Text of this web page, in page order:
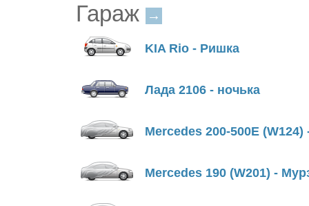
Гараж →
KIA Rio - Ришка
Лада 2106 - ночька
Mercedes 200-500E (W124)
Mercedes 190 (W201) -